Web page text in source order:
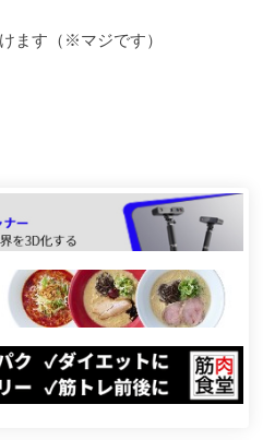
ます（※マジです）